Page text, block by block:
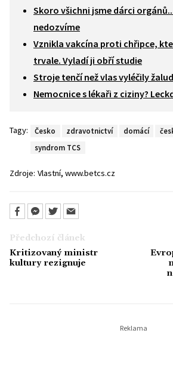
Skoro všichni jsme dárci
nedozvíme
Vznikla vakcína proti chřipce,
trvale. Vyladí ji obří studie
Stroje tenčí než vlas vyléčily
Nemocnice s lékaři z ciziny?
Tagy: Česko zdravotnictví domácí
syndrom TCS
Zdroje: Vlastní, www.betcs.cz
Předchozí článek
Kritizovaný ministr
kultury rezignuje